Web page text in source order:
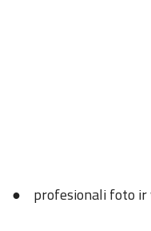
● profesionali foto ir